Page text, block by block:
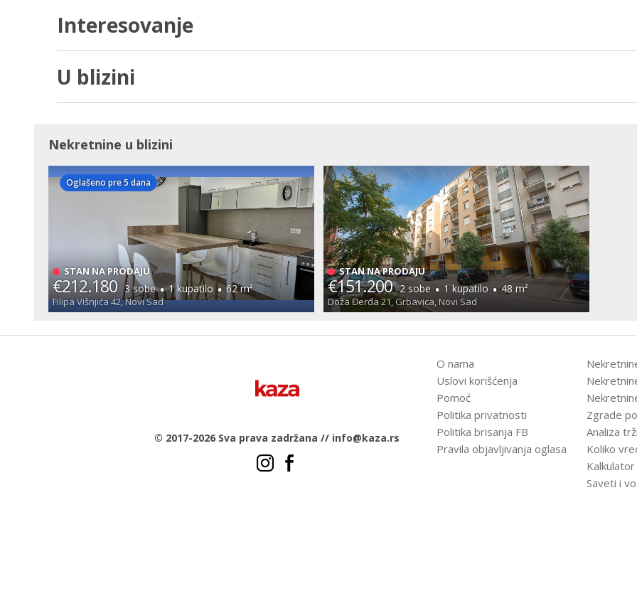
Interesovanje
U blizini
Nekretnine u blizini
Oglašeno pre 5 dana
STAN NA PRODAJU
€212.180 3 sobe · 1 kupatilo · 62 m²
Filipa Višnjića 42, Novi Sad
STAN NA PRODAJU
€151.200 2 sobe · 1 kupatilo · 48 m²
Doža Đerđa 21, Grbavica, Novi Sad
© 2017-2026 Sva prava zadržana // info@kaza.rs
O nama
Uslovi korišćenja
Pomoć
Politika privatnosti
Politika brisanja FB
Pravila objavljivanja oglasa
Zgrade
Analiza
Koliko
Saveti i